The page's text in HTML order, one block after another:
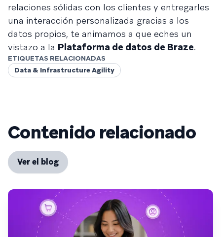
relaciones sólidas con los clientes y entregarles
una interacción personalizada gracias a los
datos propios, te animamos a que eches un
vistazo a la Plataforma de datos de Braze.
ETIQUETAS RELACIONADAS
Data & Infrastructure Agility
Contenido relacionado
Ver el blog